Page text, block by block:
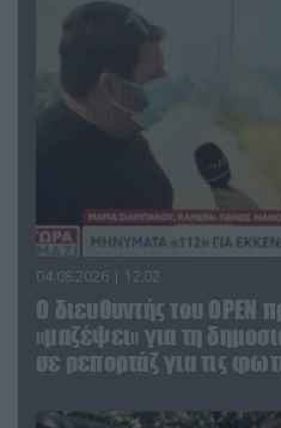
04.08.2026 | 12:02
O διευθυντής του OPEN
«μαζέψει» για τη
σε ρεπορτάζ για τις